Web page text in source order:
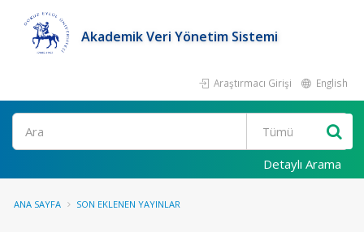
Akademik Veri Yönetim Sistemi
Araştırmacı Girişi English
Ara
Detaylı Arama
ANA SAYFA SON EKLENEN YAYINLAR